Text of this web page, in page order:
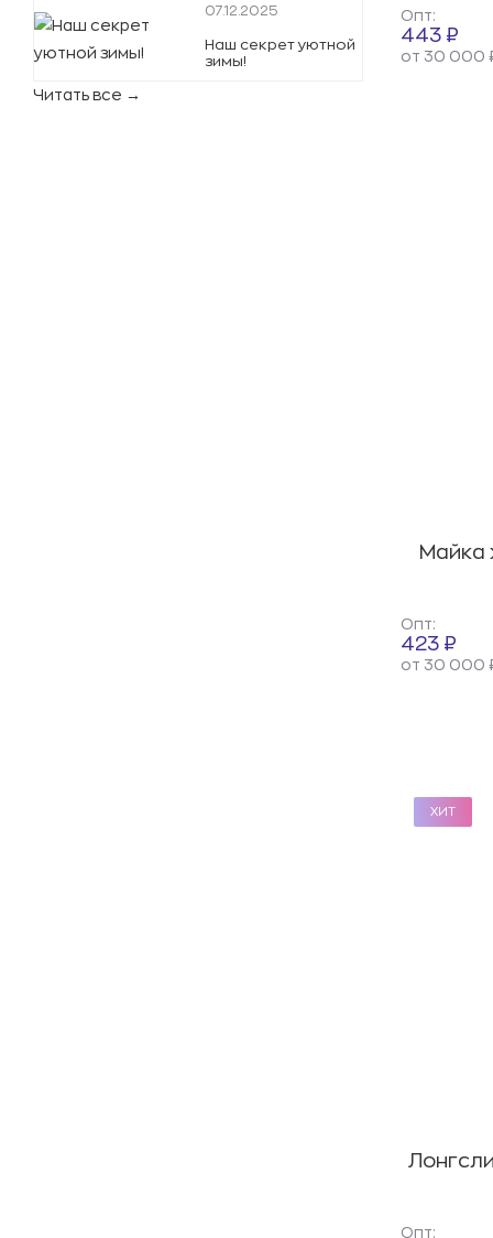
07.12.2025
Наш секрет уютной
зимы!
Читать все →
Опт:
443 ₽
от 30 000
Майка
Опт:
423 ₽
от 30 000
ХИТ
Опт: